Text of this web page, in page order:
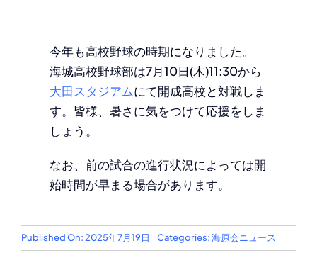
今年も高校野球の時期になりました。
海城高校野球部は7月10日(木)11:30から
大田スタジアムにて開成高校と対戦しま
す。皆様、暑さに気をつけて応援をしま
しょう。
なお、前の試合の進行状況によっては開
始時間が早まる場合があります。
Published On: 2025年7月19日 Categories:海原会ニュース